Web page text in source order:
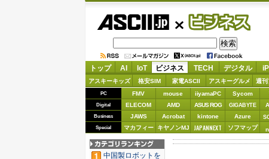
ビジネス
トップ AI IoT ビジネス TECH デジタル
アスキーキッズ 格安SIM 家電ASCII アスキーグルメ 週刊
PC FMV mouse iiyamaPC Sycom
Digital ELECOM AMD ASUS ROG GIGABYTE
Business JAWS Acrobat kintone Azure
Special マカフィー キヤノンMJ JAPANNEXT ソフマップ
中国製ロボットを